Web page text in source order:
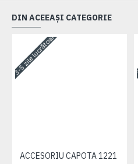
DIN ACEEAȘI CATEGORIE
3-5 zile lucrătoare
ACCESORIU CAPOTA 1221